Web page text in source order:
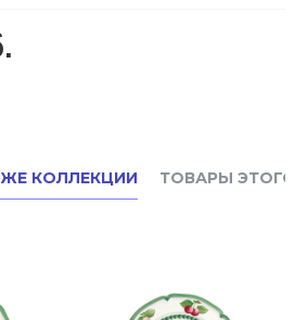
КОЛЛЕКЦИИ ТОВАРЫ ЭТОГО